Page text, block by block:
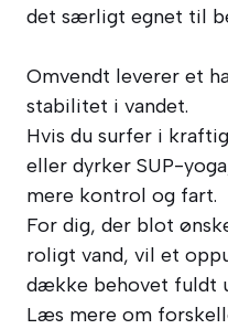
det særligt egnet til
Omvendt leverer et
stabilitet i vandet.
Hvis du surfer i
eller dyrker SUP-
mere kontrol og fart.
For dig, der blot
roligt vand, vil et
dække behovet fuldt
Læs mere om